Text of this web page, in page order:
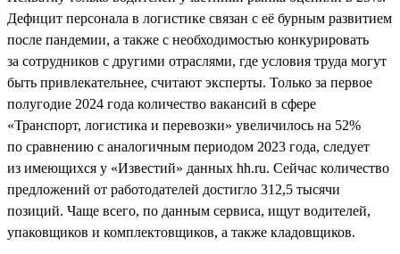
Дефицит персонала в логистике связан с её бурным развитием
после пандемии, а также с необходимостью конкурировать
за сотрудников с другими отраслями, где условия труда могут
быть привлекательнее, считают эксперты. Только за первое
полугодие 2024 года количество вакансий в сфере
«Транспорт, логистика и перевозки» увеличилось на 52%
по сравнению с аналогичным периодом 2023 года, следует
из имеющихся у «Известий» данных hh.ru. Сейчас количество
предложений от работодателей достигло 312,5 тысячи
позиций. Чаще всего, по данным сервиса, ищут водителей,
упаковщиков и комплектовщиков, а также кладовщиков.